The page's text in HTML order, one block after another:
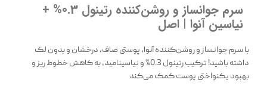
سرم جوانساز و روشن‌کننده رتینول 0.3% +
نیاسین آنوا | اصل
با سرم جوانساز و روشن‌کننده آنوا، پوستی صاف، درخشان و بدون لک
داشته باشید! ترکیب رتینول 0.3% و نیاسینامید، به کاهش خطوط ریز و
بهبود یکنواختی پوست کمک می‌کند